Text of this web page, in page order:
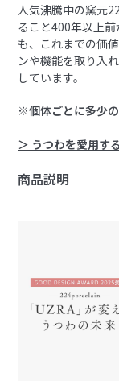
人気沸騰中の窯元
ること400年以上
も、これまでの価
ンや機能を取り入
しています。
※個体ごとに多少の
＞ うつわを愛用す
商品説明